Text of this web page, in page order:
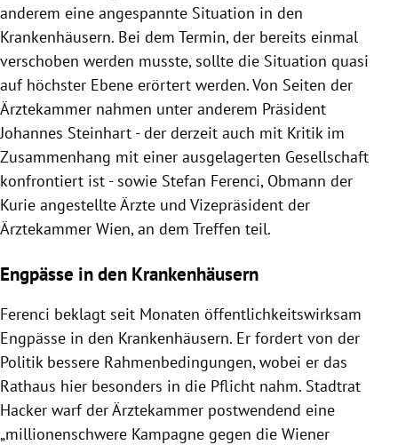
anderem eine angespannte Situation in den
Krankenhäusern. Bei dem Termin, der bereits einmal
verschoben werden musste, sollte die Situation quasi
auf höchster Ebene erörtert werden. Von Seiten der
Ärztekammer nahmen unter anderem Präsident
Johannes Steinhart - der derzeit auch mit Kritik im
Zusammenhang mit einer ausgelagerten Gesellschaft
konfrontiert ist - sowie Stefan Ferenci, Obmann der
Kurie angestellte Ärzte und Vizepräsident der
Ärztekammer Wien, an dem Treffen teil.
Engpässe in den Krankenhäusern
Ferenci beklagt seit Monaten öffentlichkeitswirksam
Engpässe in den Krankenhäusern. Er fordert von der
Politik bessere Rahmenbedingungen, wobei er das
Rathaus hier besonders in die Pflicht nahm. Stadtrat
Hacker warf der Ärztekammer postwendend eine
„millionenschwere Kampagne gegen die Wiener